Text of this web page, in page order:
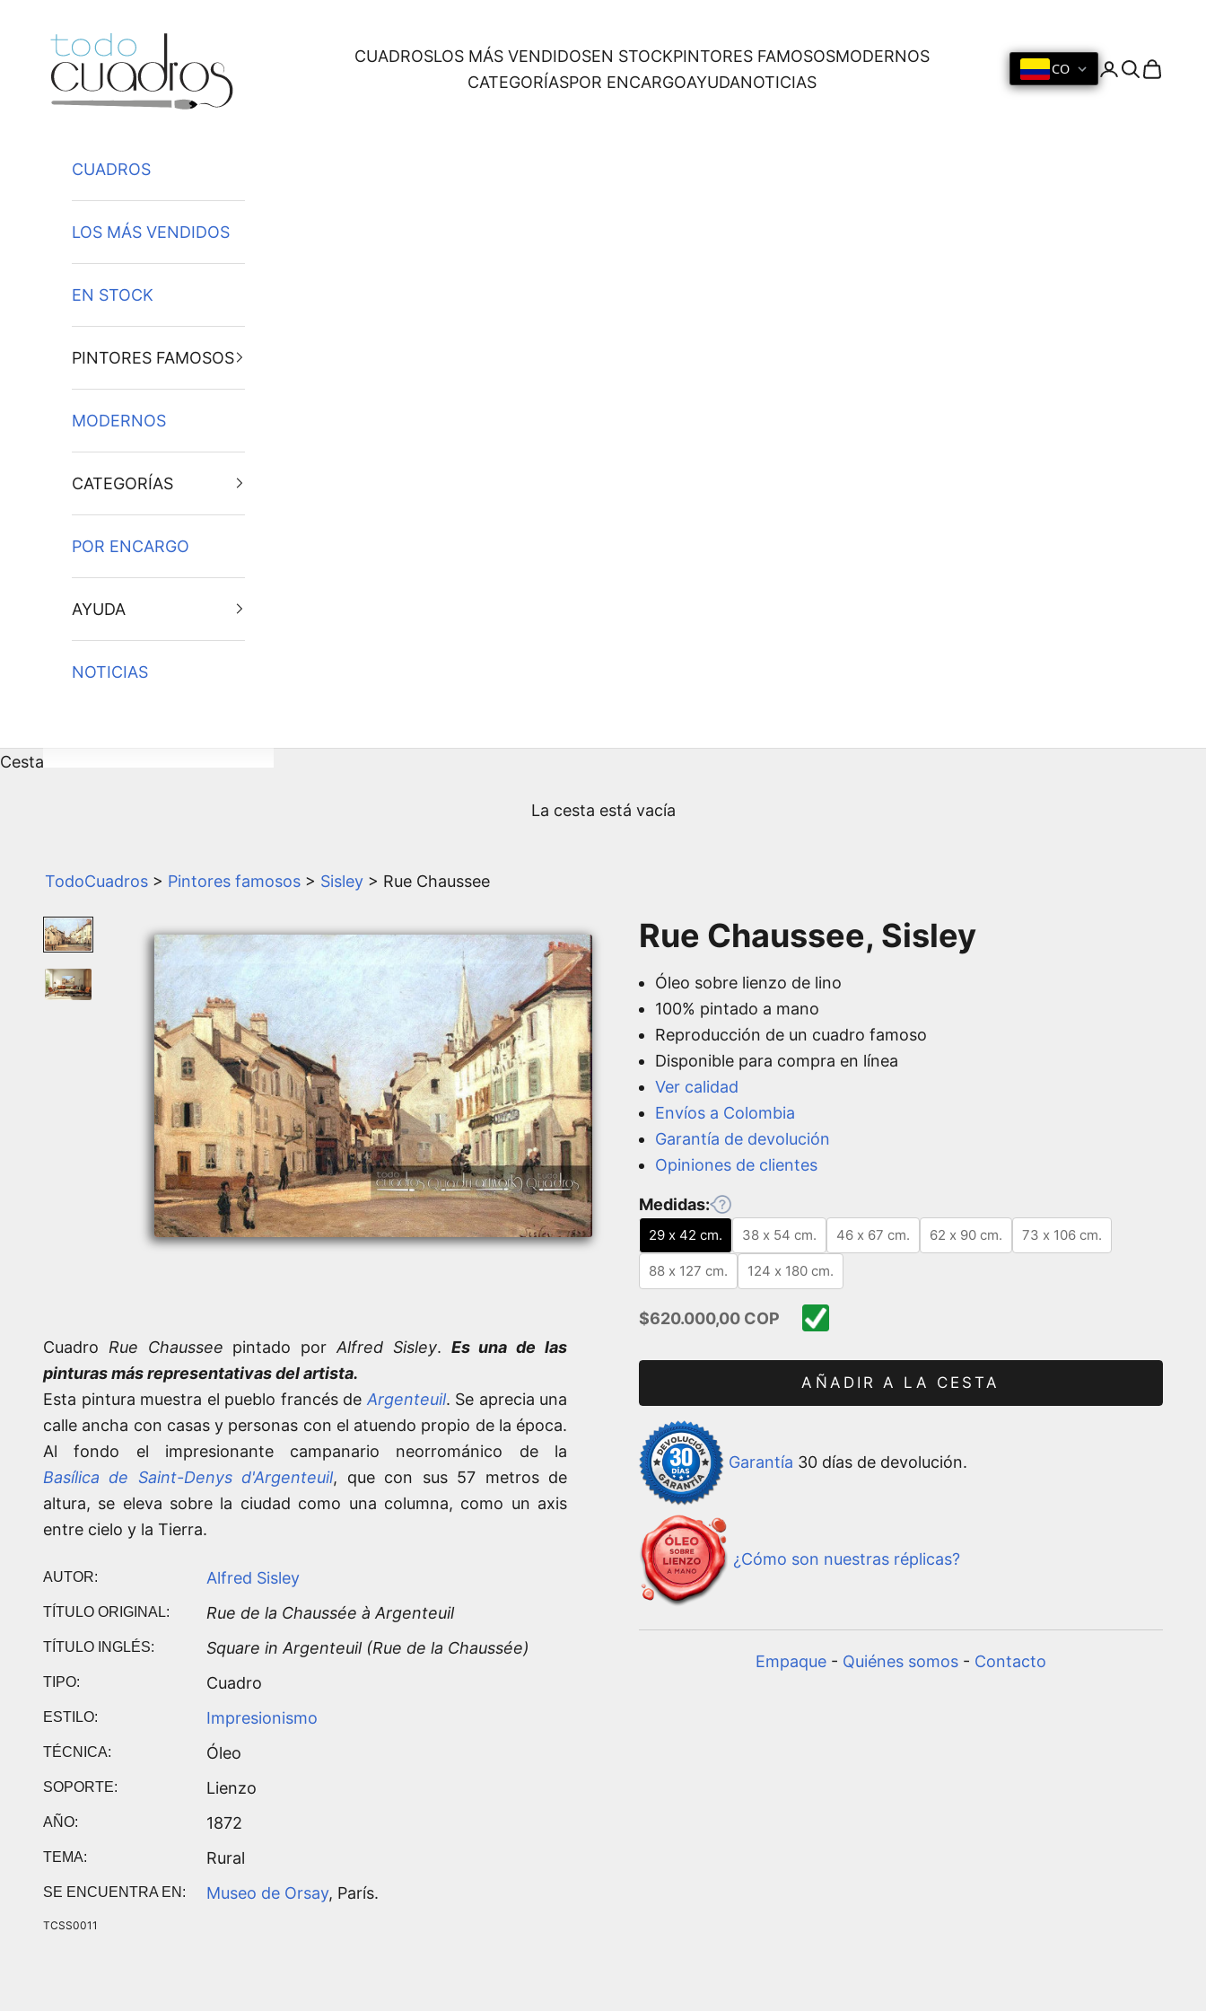
CUADROSLOS MÁS VENDIDOSEN STOCKPINTORES FAMOSOSMODERNOS
CATEGORÍASPOR ENCARGOAYUDANOTICIAS
CO Iniciar sesión
Buscar
Cesta
CUADROS
LOS MÁS VENDIDOS
EN STOCK
PINTORES FAMOSOS
MODERNOS
CATEGORÍAS
POR ENCARGO
AYUDA
NOTICIAS
Cesta
La cesta está vacía
TodoCuadros > Pintores famosos > Sisley > Rue Chaussee
Rue Chaussee, Sisley
Óleo sobre lienzo de lino
100% pintado a mano
Reproducción de un cuadro famoso
Disponible para compra en línea
Ver calidad
Envíos a Colombia
Garantía de devolución
Opiniones de clientes
Medidas:
29 x 42 cm. 38 x 54 cm. 46 x 67 cm. 62 x 90 cm. 73 x 106 cm.
88 x 127 cm. 124 x 180 cm.
Precio de oferta
$620.000,00 COP
AÑADIR A LA CESTA
Garantía 30 días de devolución.
¿Cómo son nuestras réplicas?
Empaque - Quiénes somos - Contacto
Cuadro Rue Chaussee pintado porAlfred Sisley. Es una de las
pinturas más representativas del artista.
Esta pintura muestra el pueblo francés de Argenteuil. Se aprecia una
calle ancha con casas y personas con el atuendo propio de la época.
Al fondo el impresionante campanario neorrománico de la
Basílica de Saint-Denys d'Argenteuil, que con sus 57 metros de
altura, se eleva sobre la ciudad como una columna, como un axis
entre cielo y la Tierra.
AUTOR: Alfred Sisley
TÍTULO ORIGINAL: Rue de la Chaussée à Argenteuil
TÍTULO INGLÉS: Square in Argenteuil (Rue de la Chaussée)
TIPO: Cuadro
ESTILO: Impresionismo
TÉCNICA: Óleo
SOPORTE: Lienzo
AÑO: 1872
TEMA: Rural
SE ENCUENTRA EN: Museo de Orsay, París.
TCSS0011